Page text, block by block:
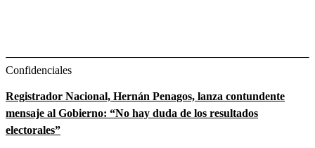
Confidenciales
Registrador Nacional, Hernán Penagos, lanza contundente
mensaje al Gobierno: “No hay duda de los resultados
electorales”